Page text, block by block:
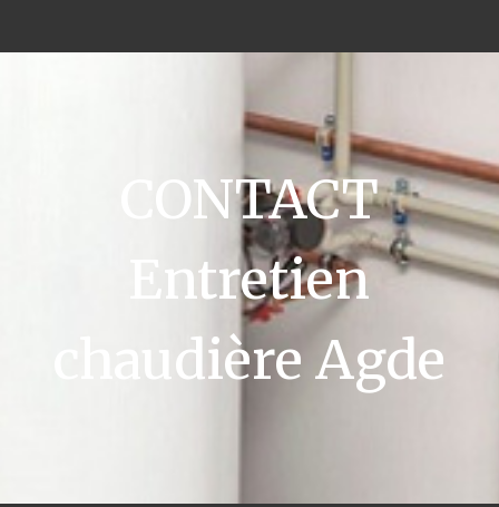
CONTACT
Entretien
chaudière Agde